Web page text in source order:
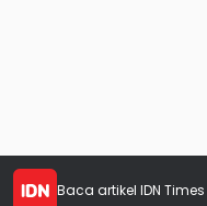
Baca artikel IDN Times